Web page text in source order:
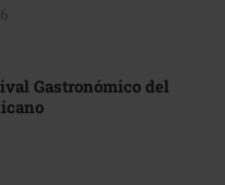
Gastronómico del